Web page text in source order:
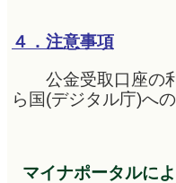
４．注意事項
公金受取口座の利
ら国(デジタル庁)へ
マイナポータルに